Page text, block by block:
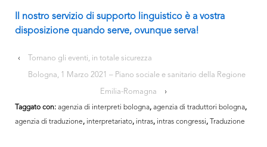
Il nostro servizio di supporto linguistico è a vostra
disposizione quando serve, ovunque serva!
‹ Tornano gli eventi, in totale sicurezza
Bologna, 1 Marzo 2021 – Piano sociale e sanitario della Regione
Emilia-Romagna ›
Taggato con: agenzia di interpreti bologna, agenzia di traduttori bologna,
agenzia di traduzione, interpretariato, intras, intras congressi, Traduzione